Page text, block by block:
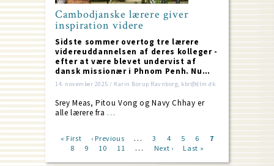
Cambodjanske lærere giver
inspiration videre
Sidste sommer overtog tre lærere
videreuddannelsen af deres kolleger -
efter at være blevet undervist af
dansk missionær i Phnom Penh. Nu…
14. november 2025 / Karin Borup Ravnborg, kbr@dlm.dk
Srey Meas, Pitou Vong og Navy Chhay er
alle lærere fra …
Pagination
First
page
« First
Previous
page
‹ Previous … Page
3 Page
4 Page
5 Page
6
Current
7
Page
8 Page
9 Page
10 Page
11 …
Next
Next ›
Last
Last »